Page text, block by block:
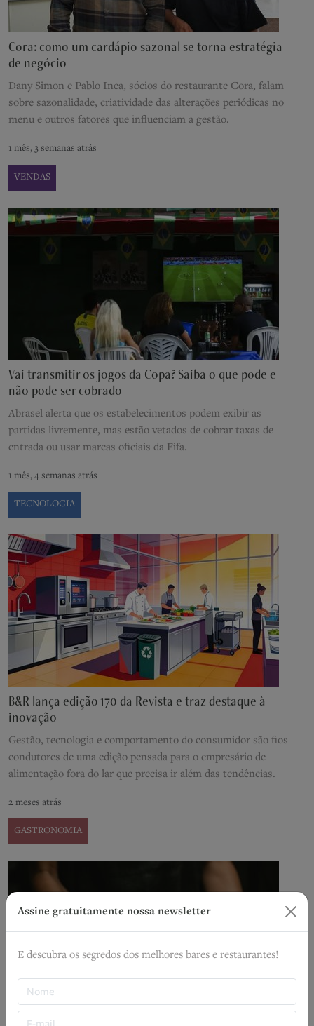
Cora: como um cardápio sazonal se torna estratégia
de negócio
Dany Simon e Pablo Inca, sócios do restaurante Cora, falam
sobre sazonalidade, criatividade das alterações periódicas no
menu e outros fatores que influenciam a gestão.
1 mês, 3 semanas atrás
VENDAS
Vai transmitir os jogos da Copa? Saiba o que pode e
não pode ser cobrado
Abrasel alerta que os estabelecimentos podem exibir as
partidas livremente, mas estão vetados de cobrar taxas de
entrada ou usar marcas oficiais da Fifa.
1 mês, 4 semanas atrás
TECNOLOGIA
B&R lança edição 170 da Revista e traz destaque à
inovação
Gestão, tecnologia e comportamento do consumidor são fios
condutores de uma edição pensada para o empresário de
alimentação fora do lar que precisa ir além das tendências.
2 meses atrás
GASTRONOMIA
Assine gratuitamente nossa newsletter
E descubra os segredos dos melhores bares e restaurantes!